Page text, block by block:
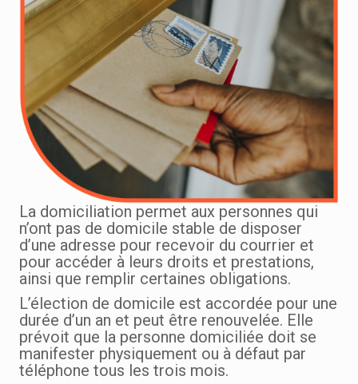
La domiciliation permet aux personnes qui
n’ont pas de domicile stable de disposer
d’une adresse pour recevoir du courrier et
pour accéder à leurs droits et prestations,
ainsi que remplir certaines obligations.
L’élection de domicile est accordée pour une
durée d’un an et peut être renouvelée. Elle
prévoit que la personne domiciliée doit se
manifester physiquement ou à défaut par
téléphone tous les trois mois.